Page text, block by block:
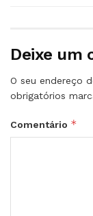
Deixe um
O seu endereço
obrigatórios
Comentário *